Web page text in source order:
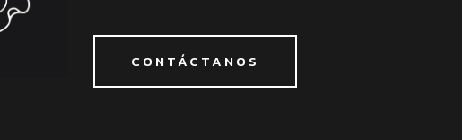
CONTÁCTANOS